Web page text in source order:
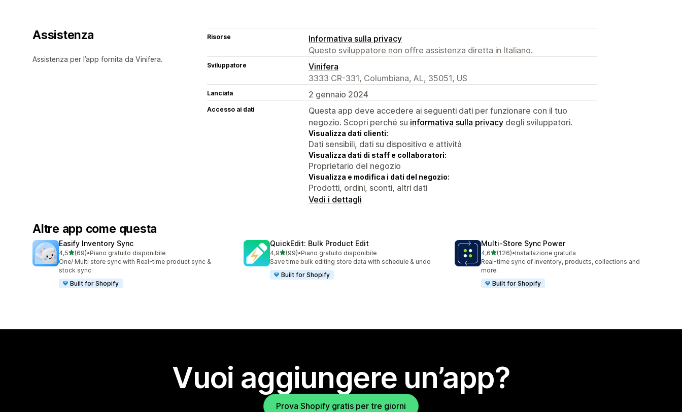
Assistenza
Assistenza per l’app fornita da Vinifera.
Risorse
Informativa sulla privacy
Questo sviluppatore non offre assistenza diretta in Italiano.
Sviluppatore
Vinifera
3333 CR-331, Columbiana, AL, 35051, US
Lanciata 2 gennaio 2024
Accesso ai dati
Questa app deve accedere ai seguenti dati per funzionare con il tuo
negozio. Scopri perché su informativa sulla privacy degli sviluppatori.
Visualizza dati clienti:
Dati sensibili, dati su dispositivo e attività
Visualizza dati di staff e collaboratori:
Proprietario del negozio
Visualizza e modifica i dati del negozio:
Prodotti, ordini, sconti, altri dati
Vedi i dettagli
Altre app come questa
Easify Inventory Sync
4,5stelle su 5
(69)
69 recensioni totali
•Piano gratuito disponibile
One/ Multi store sync with Real-time product sync &
stock sync
Built for Shopify
QuickEdit: Bulk Product Edit
4,9stelle su 5
(99)
99 recensioni totali
•Piano gratuito disponibile
Save time bulk editing store data with schedule & undo
Built for Shopify
Multi‑Store Sync Power
4,6stelle su 5
(126)
126 recensioni totali
•Installazione gratuita
Real-time sync of inventory, products, collections and
more.
Built for Shopify
Vuoi aggiungere un’app?
Prova Shopify gratis per tre giorni